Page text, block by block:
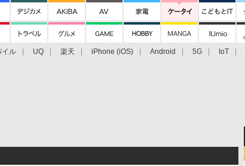
イル UQ 楽天 iPhone (iOS) Android 5G IoT